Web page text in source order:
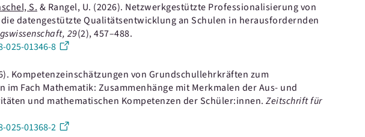
S. & Rangel, U. (2026). Netzwerkgestützte Professionalisierung von
datengestützte Qualitätsentwicklung an Schulen in herausfordernden
, 29(2), 457–488.
01346-8
Kompetenzeinschätzungen von Grundschullehrkräften zum
Fach Mathematik: Zusammenhänge mit Merkmalen der Aus- und
und mathematischen Kompetenzen der Schüler:innen. Zeitschrift für
01368-2